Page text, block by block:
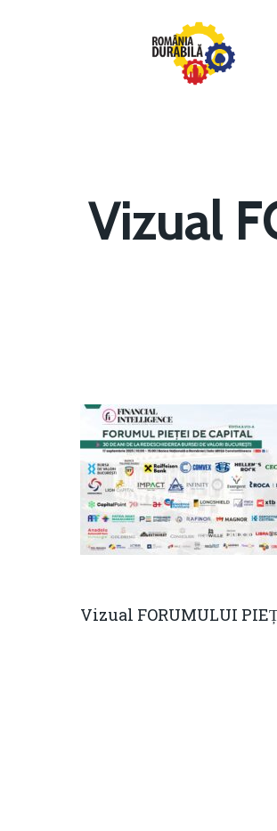
Hit enter to
Vizual
Vizual FORUMULUI